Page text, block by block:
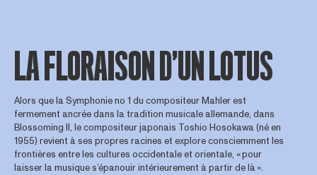
LA FLORAISON D’UN LOTUS
Alors que la Symphonie no 1 du compositeur Mahler est
fermement ancrée dans la tradition musicale allemande, dans
Blossoming II, le compositeur japonais Toshio Hosokawa (né en
1955) revient à ses propres racines et explore consciemment les
frontières entre les cultures occidentale et orientale, « pour
laisser la musique s’épanouir intérieurement à partir de là ».